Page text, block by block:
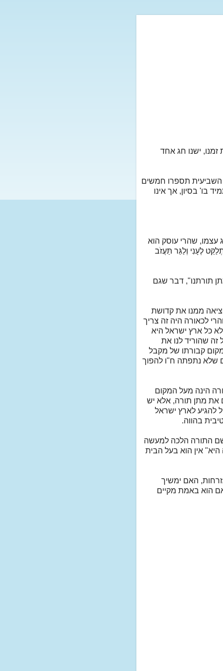
ישנו חג אחד
תספרו חמשים
בו' בסיון, אך אינו
עצמו, שהרי עוסק הוא
לֶעָנִי וְלַגֵּר תַּעֲזֹב
תורתנו", דבר שגם
ממנו את קדושת
לכאורה היה זה צריך
כל ארץ ישראל היא
זה שהוריד לנו את
קבורתו של מקבל
שלא נתפתה ח"ו להפוך
הינה מעל המקום
את מתן תורה, אלא יש
לארץ ישראל
בהווה.
התורה הלכה למעשה
אין הוא בעל הבית
האם ימשיך
הוא באמת מקיים